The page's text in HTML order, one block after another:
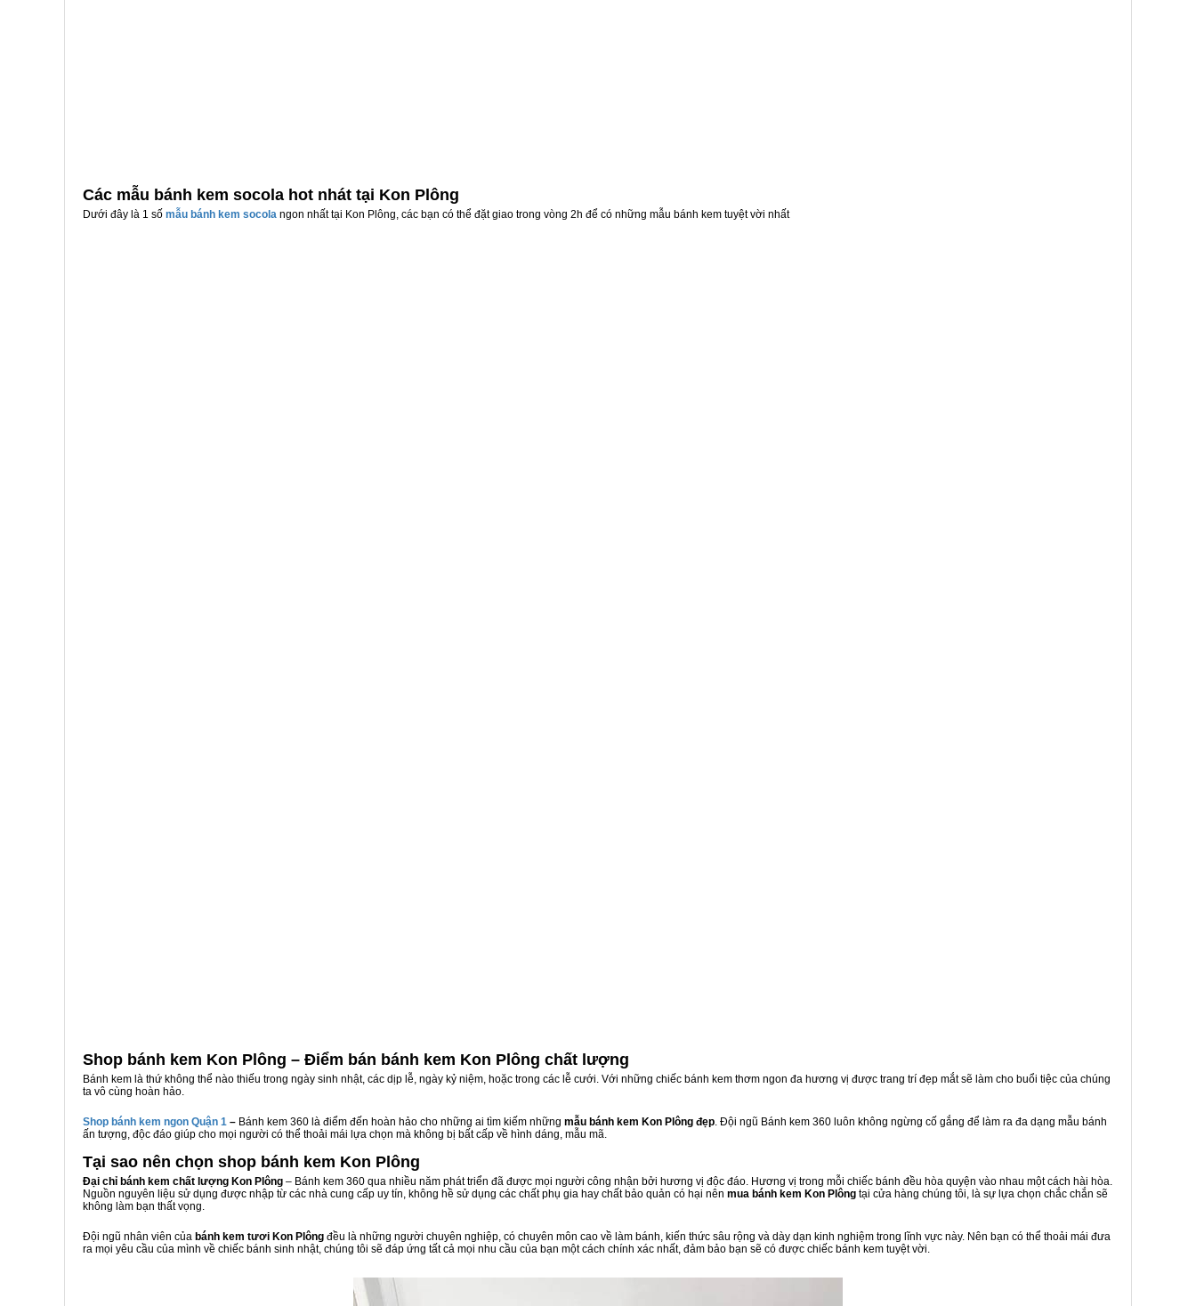
Các mẫu bánh kem socola hot nhát tại Kon Plông
Dưới đây là 1 số mẫu bánh kem socola ngon nhất tại Kon Plông, các bạn có thể đặt giao trong vòng 2h để có những mẫu bánh kem tuyệt vời nhất
Shop bánh kem Kon Plông – Điểm bán bánh kem Kon Plông chất lượng
Bánh kem là thứ không thể nào thiếu trong ngày sinh nhật, các dịp lễ, ngày kỷ niệm, hoặc trong các lễ cưới. Với những chiếc bánh kem thơm ngon đa hương vị được trang trí đẹp mắt sẽ làm cho buổi tiệc của chúng
ta vô cùng hoàn hảo.
Shop bánh kem ngon Quận 1 – Bánh kem 360 là điểm đến hoàn hảo cho những ai tìm kiếm những mẫu bánh kem Kon Plông đẹp. Đội ngũ Bánh kem 360 luôn không ngừng cố gắng để làm ra đa dạng mẫu bánh
ấn tượng, độc đáo giúp cho mọi người có thể thoải mái lựa chọn mà không bị bất cấp về hình dáng, mẫu mã.
Tại sao nên chọn shop bánh kem Kon Plông
Đại chỉ bánh kem chất lượng Kon Plông – Bánh kem 360 qua nhiều năm phát triển đã được mọi người công nhận bởi hương vị độc đáo. Hương vị trong mỗi chiếc bánh đều hòa quyện vào nhau một cách hài hòa.
Nguồn nguyên liệu sử dụng được nhập từ các nhà cung cấp uy tín, không hề sử dụng các chất phụ gia hay chất bảo quản có hại nên mua bánh kem Kon Plông tại cửa hàng chúng tôi, là sự lựa chọn chắc chắn sẽ
không làm bạn thất vọng.
Đội ngũ nhân viên của bánh kem tươi Kon Plông đều là những người chuyên nghiệp, có chuyên môn cao về làm bánh, kiến thức sâu rộng và dày dạn kinh nghiệm trong lĩnh vực này. Nên bạn có thể thoải mái đưa
ra mọi yêu cầu của mình về chiếc bánh sinh nhật, chúng tôi sẽ đáp ứng tất cả mọi nhu cầu của bạn một cách chính xác nhất, đảm bảo bạn sẽ có được chiếc bánh kem tuyệt vời.